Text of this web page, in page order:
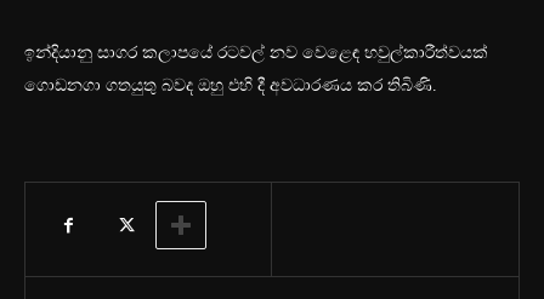
ඉන්දියානු සාගර කලාපයේ රටවල් නව වෙළෙඳ හවුල්කාරීත්වයක්
ගොඩනගා ගතයුතු බවද ඔහු එහි දී අවධාරණය කර තිබිණි.